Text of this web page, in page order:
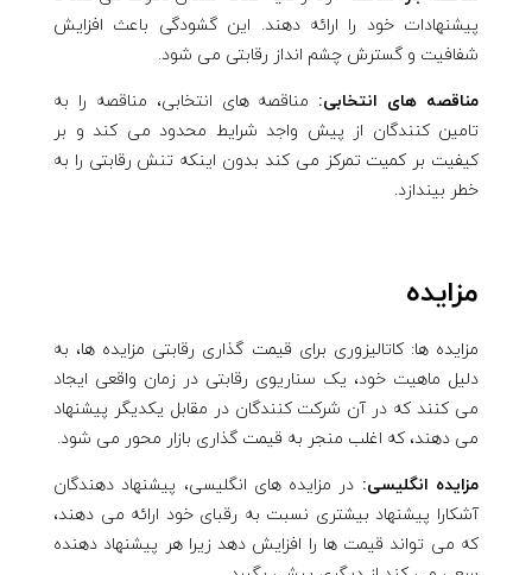
پیشنهادات خود را ارائه دهند. این گشودگی باعث افزایش
شفافیت و گسترش چشم انداز رقابتی می شود.
مناقصه های انتخابی: مناقصه های انتخابی، مناقصه را به
تامین کنندگان از پیش واجد شرایط محدود می کند و بر
کیفیت بر کمیت تمرکز می کند بدون اینکه تنش رقابتی را به
خطر بیندازد.
مزایده
مزایده ها: کاتالیزوری برای قیمت گذاری رقابتی مزایده ها، به
دلیل ماهیت خود، یک سناریوی رقابتی در زمان واقعی ایجاد
می کنند که در آن شرکت کنندگان در مقابل یکدیگر پیشنهاد
می دهند، که اغلب منجر به قیمت گذاری بازار محور می شود.
مزایده انگلیسی: در مزایده های انگلیسی، پیشنهاد دهندگان
آشکارا پیشنهاد بیشتری نسبت به رقبای خود ارائه می دهند،
که می تواند قیمت ها را افزایش دهد زیرا هر پیشنهاد دهنده